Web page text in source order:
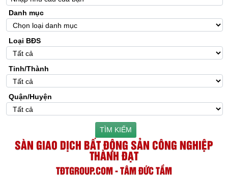
Danh mục
Loại BĐS
Tỉnh/Thành
Quận/Huyện
TÌM KIẾM
SÀN GIAO DỊCH BẤT ĐỘNG SẢN CÔNG NGHIỆP
THÀNH ĐẠT
TĐTGROUP.COM - TÂM ĐỨC TẦM